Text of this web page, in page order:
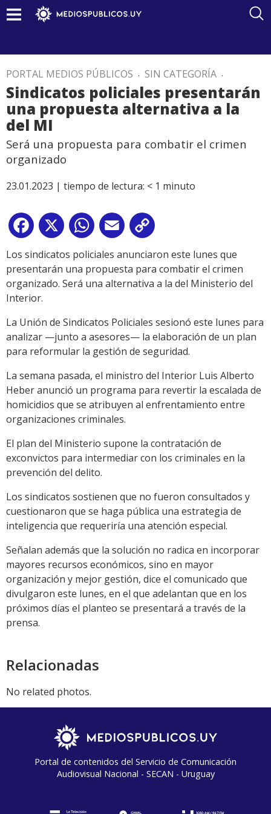
PORTAL MEDIOS PÚBLICOS . SIN CATEGORÍA .
Sindicatos policiales presentarán
una propuesta alternativa a la
del MI
Será una propuesta para combatir el crimen
organizado
23.01.2023 | tiempo de lectura: < 1 minuto
Facebook
X WhatsApp
Email
Link
Los sindicatos policiales anunciaron este lunes que
presentarán una propuesta para combatir el crimen
organizado. Será una alternativa a la del Ministerio del
Interior.
La Unión de Sindicatos Policiales sesionó este lunes para
analizar —junto a asesores— la elaboración de un plan
para reformular la gestión de seguridad.
La semana pasada, el ministro del Interior Luis Alberto
Heber anunció un programa para revertir la escalada de
homicidios que se atribuyen al enfrentamiento entre
organizaciones criminales.
El plan del Ministerio supone la contratación de
exconvictos para intermediar con los criminales en la
prevención del delito.
Los sindicatos sostienen que no fueron consultados y
cuestionaron que se haga pública una estrategia de
inteligencia que requeriría una atención especial.
Señalan además que la solución no radica en incorporar
mayores recursos económicos, sino en mayor
organización y mejor gestión, dice el comunicado que
divulgaron este lunes, en el que adelantan que en los
próximos días el planteo se presentará a través de la
prensa.
Relacionadas
No related photos.
Portal de contenidos del Servicio de Comunicación
Audiovisual Nacional - SECAN - Uruguay